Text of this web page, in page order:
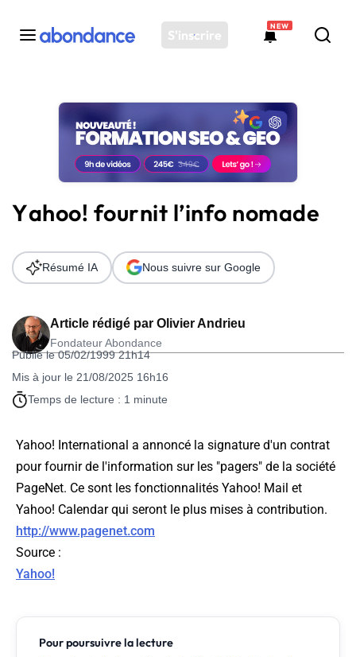
S'inscrire
NEW
Toutes les actus
Actus SEO
Plateforme
Solutions
Ressources
Audit SEO
Yahoo! fournit l’info nomade
Article rédigé par Olivier Andrieu
Fondateur Abondance
Publié le 05/02/1999 21h14
Mis à jour le 21/08/2025 16h16
Temps de lecture : 1 minute
Résumé IA Nous suivre sur Google
Yahoo! International a annoncé la signature d'un contrat
pour fournir de l'information sur les "pagers" de la société
PageNet. Ce sont les fonctionnalités Yahoo! Mail et
Yahoo! Calendar qui seront le plus mises à contribution.
http://www.pagenet.com
Source :
Yahoo!
Pour poursuivre la lecture